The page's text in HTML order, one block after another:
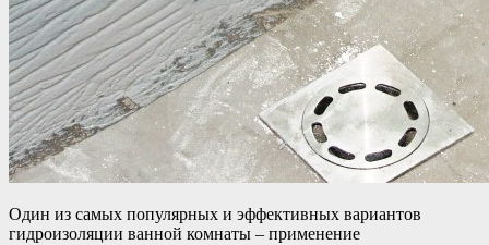
Один из самых популярных и эффективных вариантов
гидроизоляции ванной комнаты – применение